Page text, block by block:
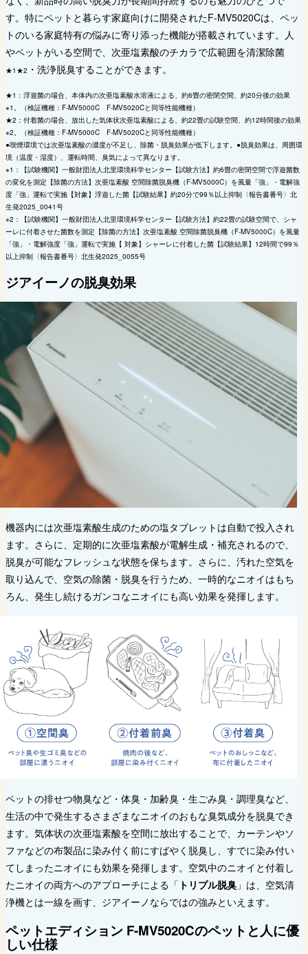
す。特にペットと暮らす家庭向けに開発されたF-MV5020Cは、ペッ
トのいる家庭特有の悩みに寄り添った機能が搭載されています。人
やペットがいる空間で、次亜塩素酸のチカラで広範囲を清潔除菌
★1★2 ・洗浄脱臭することができます。
★1：浮遊菌の場合、本体内の次亜塩素酸水溶液による、約6畳の密閉空間、約20分後の効果
※1。（検証機種：F-MV5000C F-MV5020Cと同等性能機種）
★2：付着菌の場合、放出した気体状次亜塩素酸による、約22畳の試験空間、約12時間後の効果
※2。（検証機種：F-MV5000C F-MV5020Cと同等性能機種）
●喫煙環境では次亜塩素酸の濃度が不足し、除菌・脱臭効果が低下します。●脱臭効果は、周囲環
境（温度・湿度）、運転時間、臭気によって異なります。
※1：【試験機関】一般財団法人北里環境科学センター【試験方法】約6畳の密閉空間で浮遊菌数
の変化を測定【除菌の方法】次亜塩素酸 空間除菌脱臭機（F-MV5000C）を風量「強」・電解強
度「強」運転で実施【対象】浮遊した菌【試験結果】約20分で99％以上抑制〈報告書番号〉北
生発2025_0041号
※2：【試験機関】一般財団法人北里環境科学センター【試験方法】約22畳の試験空間で、シャ
ーレに付着させた菌数を測定【除菌の方法】次亜塩素酸 空間除菌脱臭機（F-MV5000C）を風量
「強」・電解強度「強」運転で実施【 対象】シャーレに付着した菌【試験結果】12時間で99％
以上抑制〈報告書番号〉北生発2025_0055号
ジアイーノの脱臭効果
機器内には次亜塩素酸生成のための塩タブレットは自動で投入され
ます。さらに、定期的に次亜塩素酸が電解生成・補充されるので、
脱臭が可能なフレッシュな状態を保ちます。さらに、汚れた空気を
取り込んで、空気の除菌・脱臭を行うため、一時的なニオイはもち
ろん、発生し続けるガンコなニオイにも高い効果を発揮します。
ペットの排せつ物臭など・体臭・加齢臭・生ごみ臭・調理臭など、
生活の中で発生するさまざまなニオイのおもな臭気成分を脱臭でき
ます。気体状の次亜塩素酸を空間に放出することで、カーテンやソ
ファなどの布製品に染み付く前にすばやく脱臭し、すでに染み付い
てしまったニオイにも効果を発揮します。空気中のニオイと付着し
たニオイの両方へのアプローチによる「 トリプル脱臭 」は、空気清
浄機とは一線を画す、ジアイーノならではの強みといえます。
ペットエディション F-MV5020Cのペットと人に優
しい仕様